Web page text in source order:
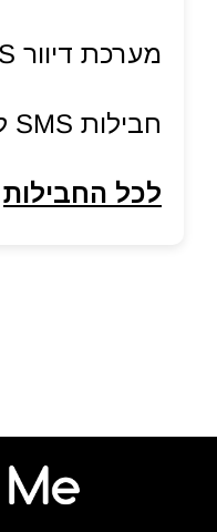
מערכת דיוור SMS
חבילות SMS לעסקים
לכל החבילות